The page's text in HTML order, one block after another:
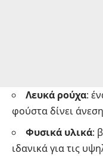
Λευκά ρούχα:
φούστα δίνει
Φυσικά υλικά:
ιδανικά για τις